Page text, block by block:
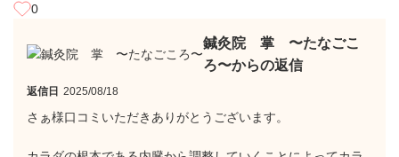
0
鍼灸院 掌 〜たなごこ
ろ〜からの返信
返信日 2025/08/18
さぁ様口コミいただきありがとうございます。